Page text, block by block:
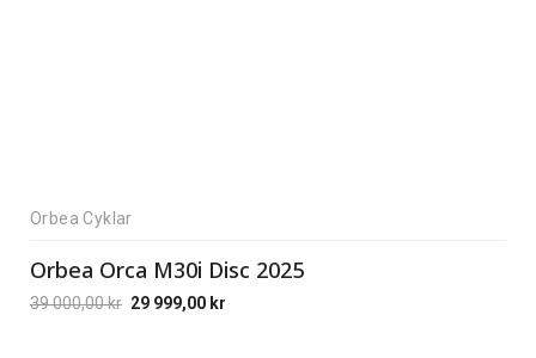
Orbea Cyklar
Orbea Orca M30i Disc 2025
39 000,00kr 29 999,00 kr